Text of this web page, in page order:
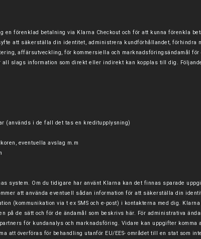
förenklad betalning via Klarna Checkout och för att kunna förenkla
att säkerställa din identitet, administrera kundförhållandet,
affärsutveckling, för kommersiella och marknadsföringsändamål för
slags information som direkt eller indirekt kan kopplas till dig.
(används i de fall det tas en kreditupplysning)
eventuella avslag m.m
system. Om du tidigare har använt Klarna kan det finnas sparade
att använda eventuell sådan information för att säkerställa din
(kommunikation via t ex SMS och e-post) i kontakterna med dig.
de sätt och för de ändamål som beskrivs här. För administrativa
för kundanalys och marknadsföring. Vidare kan uppgifter komma
överföras för behandling utanför EU/EES- området till en stat som